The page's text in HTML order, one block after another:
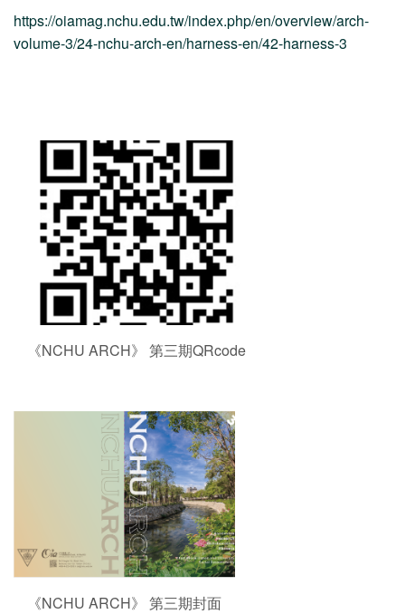
https://oiamag.nchu.edu.tw/index.php/en/overview/arch-
volume-3/24-nchu-arch-en/harness-en/42-harness-3
《NCHU ARCH》 第三期QRcode
《NCHU ARCH》 第三期封面